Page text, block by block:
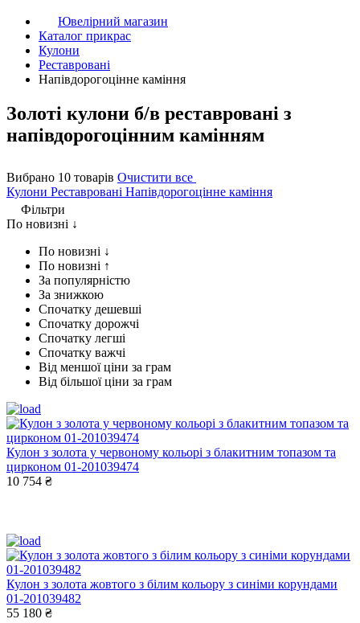
Ювелірний магазин
Каталог прикрас
Кулони
Реставровані
Напівдорогоцінне каміння
Золоті кулони б/в реставровані з
напівдорогоцінним камінням
Вибрано 10 товарів Очистити все
Кулони Реставровані Напівдорогоцінне каміння
Фільтри
По новизні ↓
По новизні ↓
По новизні ↑
За популярністю
За знижкою
Спочатку дешевші
Спочатку дорожчі
Спочатку легші
Спочатку важчі
Від меншої ціни за грам
Від більшої ціни за грам
Кулон з золота у червоному кольорі з блакитним топазом та
цирконом 01-201039474
10 754 ₴
Кулон з золота жовтого з білим кольору з синіми корундами
01-201039482
55 180 ₴